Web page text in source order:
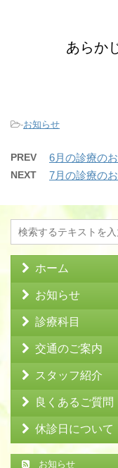
あらか
-お知らせ
PREV 6月の診療の
NEXT 7月の診療の
ホーム
お知らせ
診療科目
交通のご案内
スタッフ紹介
良くあるご質問
休診日について
お知らせ